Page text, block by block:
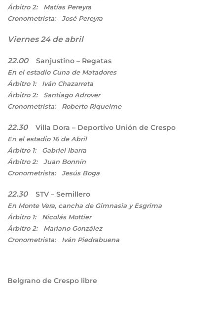
Árbitro 2: Matías Pereyra
Cronometrista: José Pereyra
Viernes 24 de abril
22.00Sanjustino – Regatas
En el estadio Cuna de Matadores
Árbitro 1: Iván Chazarreta
Árbitro 2: Santiago Adrover
Cronometrista: Roberto Riquelme
22.30Villa Dora – Deportivo Unión de Crespo
En el estadio 16 de Abril
Árbitro 1: Gabriel Ibarra
Árbitro 2: Juan Bonnín
Cronometrista: Jesús Boga
22.30STV – Semillero
En Monte Vera, cancha de Gimnasia y Esgrima
Árbitro 1: Nicolás Mottier
Árbitro 2: Mariano González
Cronometrista: Iván Piedrabuena
Belgrano de Crespo libre